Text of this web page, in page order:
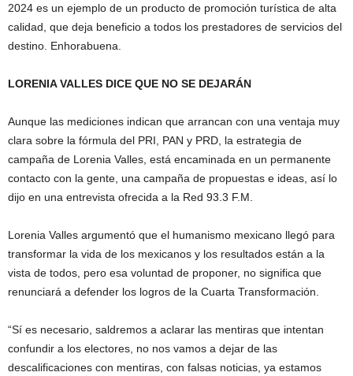
2024 es un ejemplo de un producto de promoción turística de alta
calidad, que deja beneficio a todos los prestadores de servicios del
destino. Enhorabuena.
LORENIA VALLES DICE QUE NO SE DEJARÁN
Aunque las mediciones indican que arrancan con una ventaja muy
clara sobre la fórmula del PRI, PAN y PRD, la estrategia de
campaña de Lorenia Valles, está encaminada en un permanente
contacto con la gente, una campaña de propuestas e ideas, así lo
dijo en una entrevista ofrecida a la Red 93.3 F.M.
Lorenia Valles argumentó que el humanismo mexicano llegó para
transformar la vida de los mexicanos y los resultados están a la
vista de todos, pero esa voluntad de proponer, no significa que
renunciará a defender los logros de la Cuarta Transformación.
“Sí es necesario, saldremos a aclarar las mentiras que intentan
confundir a los electores, no nos vamos a dejar de las
descalificaciones con mentiras, con falsas noticias, ya estamos